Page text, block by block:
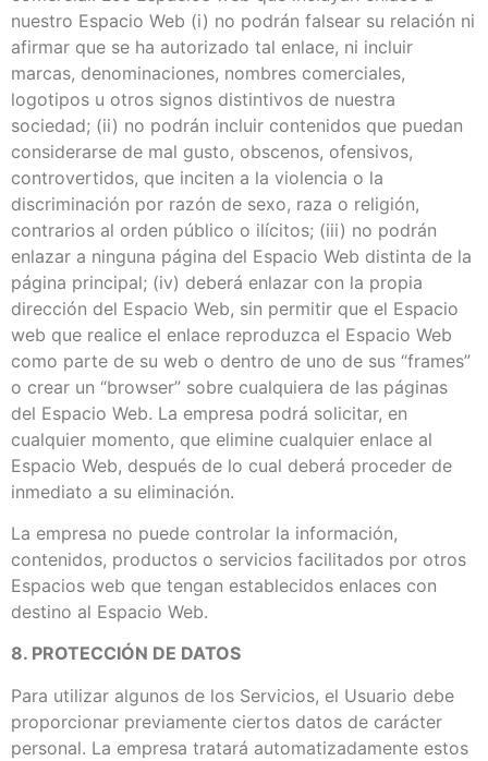
nuestro Espacio Web (i) no podrán falsear su relación ni
afirmar que se ha autorizado tal enlace, ni incluir
marcas, denominaciones, nombres comerciales,
logotipos u otros signos distintivos de nuestra
sociedad; (ii) no podrán incluir contenidos que puedan
considerarse de mal gusto, obscenos, ofensivos,
controvertidos, que inciten a la violencia o la
discriminación por razón de sexo, raza o religión,
contrarios al orden público o ilícitos; (iii) no podrán
enlazar a ninguna página del Espacio Web distinta de la
página principal; (iv) deberá enlazar con la propia
dirección del Espacio Web, sin permitir que el Espacio
web que realice el enlace reproduzca el Espacio Web
como parte de su web o dentro de uno de sus “frames”
o crear un “browser” sobre cualquiera de las páginas
del Espacio Web. La empresa podrá solicitar, en
cualquier momento, que elimine cualquier enlace al
Espacio Web, después de lo cual deberá proceder de
inmediato a su eliminación.
La empresa no puede controlar la información,
contenidos, productos o servicios facilitados por otros
Espacios web que tengan establecidos enlaces con
destino al Espacio Web.
8. PROTECCIÓN DE DATOS
Para utilizar algunos de los Servicios, el Usuario debe
proporcionar previamente ciertos datos de carácter
personal. La empresa tratará automatizadamente estos